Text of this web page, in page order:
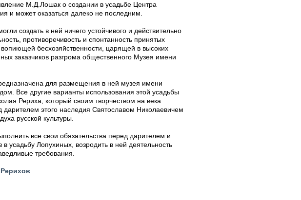
М.Д.Лошак о создании в усадьбе Центра
и может оказаться далеко не последним.
создать в ней ничего устойчивого и действительно
противоречивость и спонтанность принятых
бесхозяйственности, царящей в высоких
заказчиков разгрома общественного Музея имени
для размещения в ней музея имени
Все другие варианты использования этой усадьбы
Рериха, который своим творчеством на века
этого наследия Святославом Николаевичем
русской культуры.
все свои обязательства перед дарителем и
усадьбу Лопухиных, возродить в ней деятельность
требования.